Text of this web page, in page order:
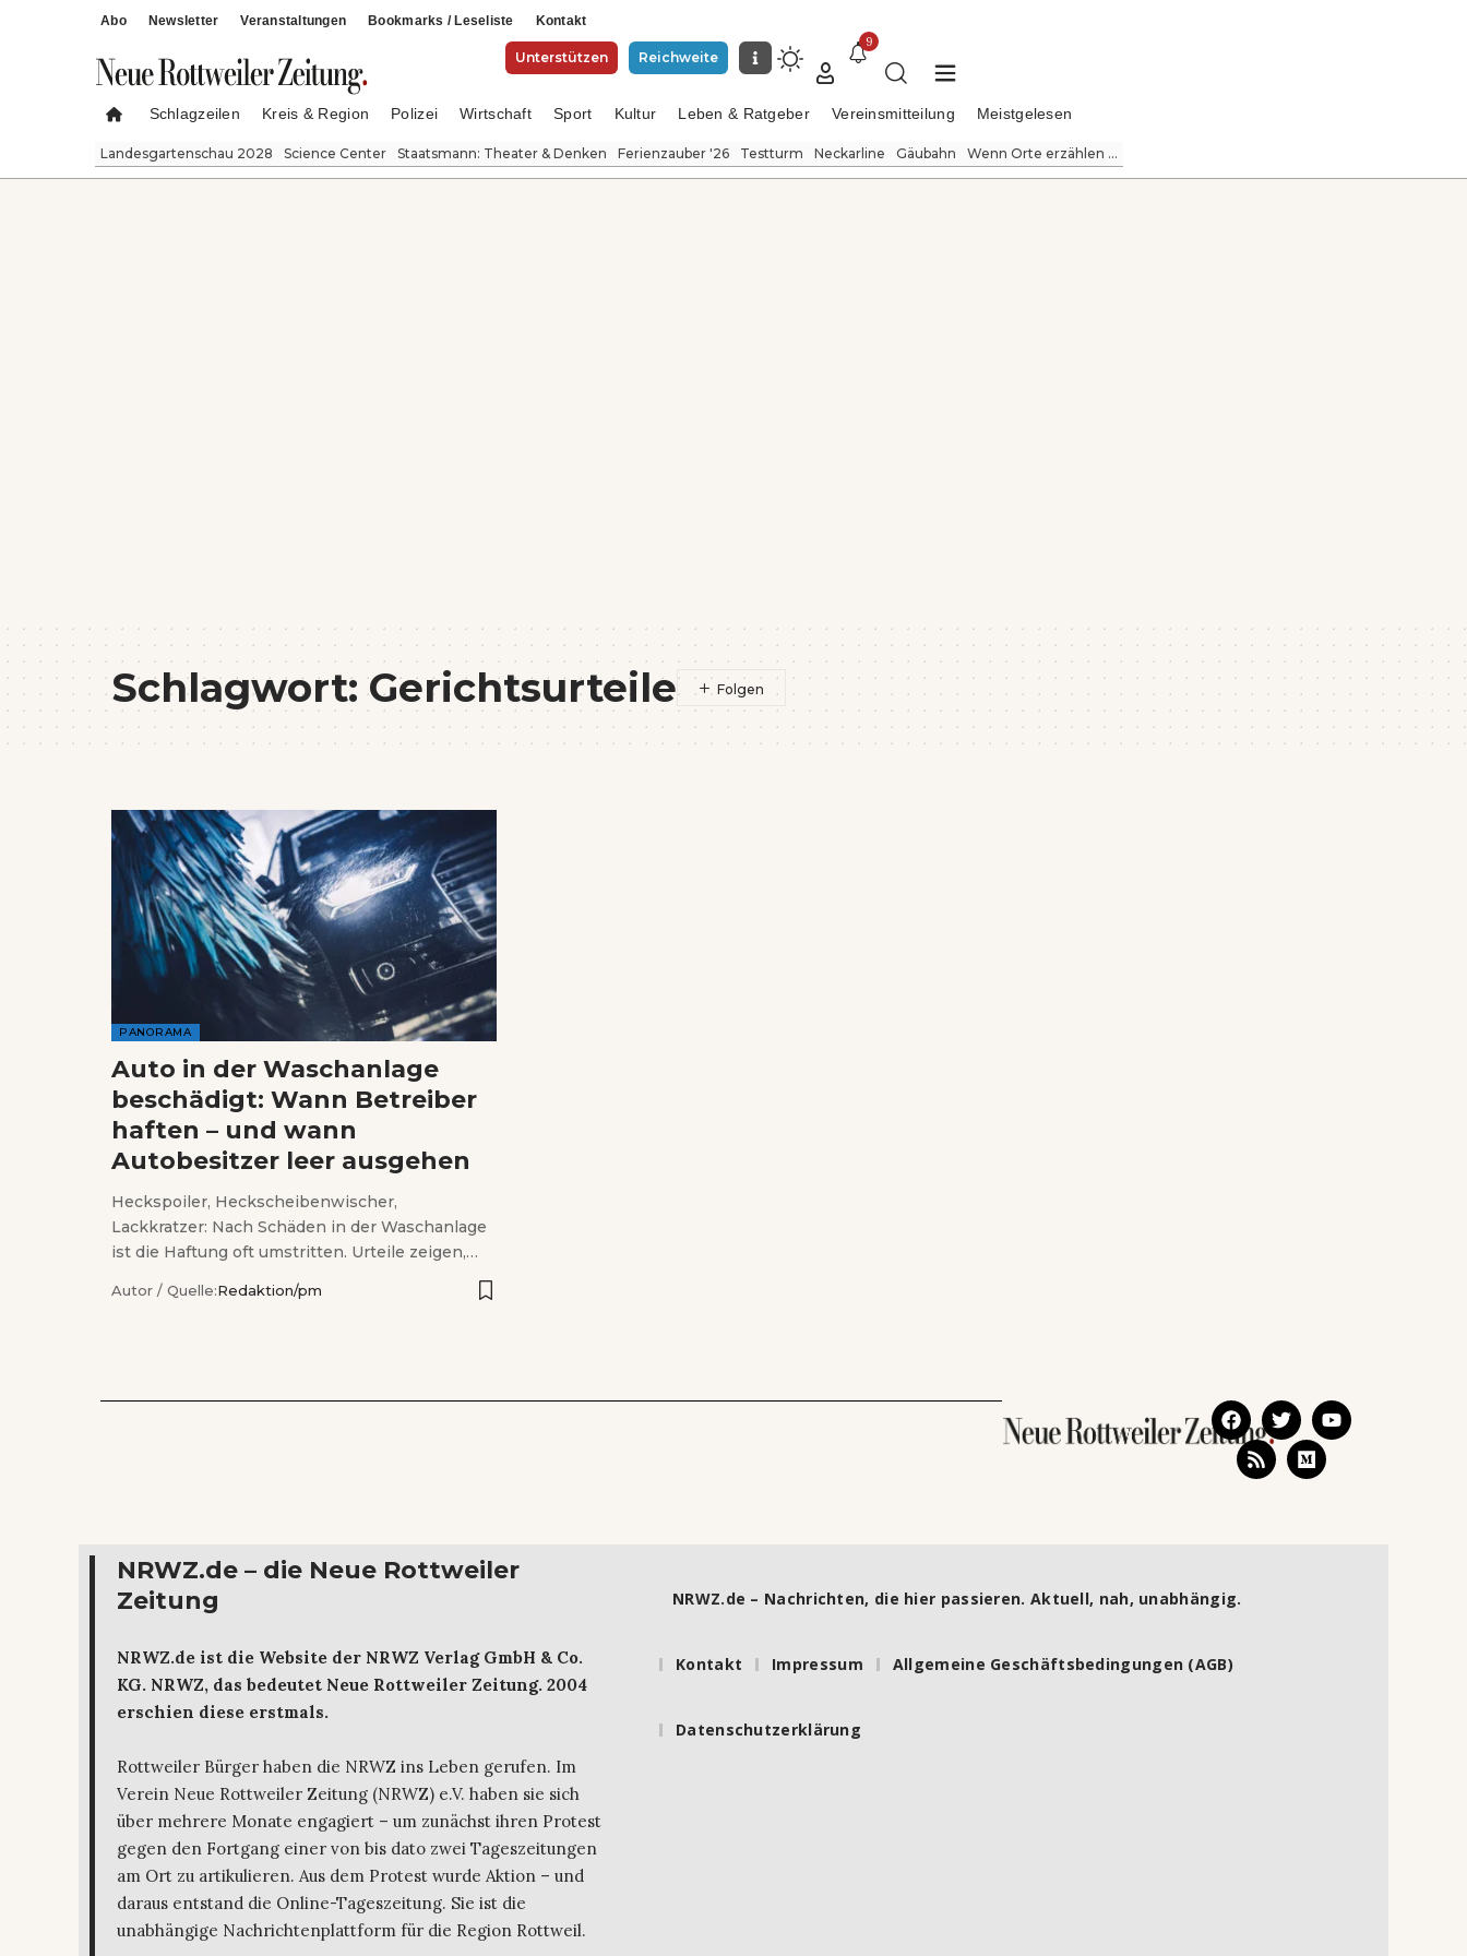
Abo Newsletter Veranstaltungen Bookmarks / Leseliste Kontakt
Unterstützen Reichweite
9
Schlagzeilen Kreis & Region Polizei Wirtschaft Sport Kultur Leben & Ratgeber Vereinsmitteilung Meistgelesen
Landesgartenschau 2028 Science Center Staatsmann: Theater & Denken Ferienzauber '26 Testturm Neckarline Gäubahn Wenn Orte erzählen ...
Schlagwort:Gerichtsurteile
PANORAMA
Auto in der Waschanlage
beschädigt: Wann Betreiber
haften – und wann
Autobesitzer leer ausgehen
Heckspoiler, Heckscheibenwischer,
Lackkratzer: Nach Schäden in der Waschanlage
ist die Haftung oft umstritten. Urteile zeigen,…
Autor / Quelle:Redaktion/pm
NRWZ.de – die Neue Rottweiler
Zeitung
NRWZ.de ist die Website der NRWZ Verlag GmbH & Co.
KG. NRWZ, das bedeutet Neue Rottweiler Zeitung. 2004
erschien diese erstmals.
Rottweiler Bürger haben die NRWZ ins Leben gerufen. Im
Verein Neue Rottweiler Zeitung (NRWZ) e.V. haben sie sich
über mehrere Monate engagiert – um zunächst ihren Protest
gegen den Fortgang einer von bis dato zwei Tageszeitungen
am Ort zu artikulieren. Aus dem Protest wurde Aktion – und
daraus entstand die Online-Tageszeitung. Sie ist die
unabhängige Nachrichtenplattform für die Region Rottweil.
NRWZ.de – Nachrichten, die hier passieren. Aktuell, nah, unabhängig.
Kontakt Impressum Allgemeine Geschäftsbedingungen (AGB)
Datenschutzerklärung